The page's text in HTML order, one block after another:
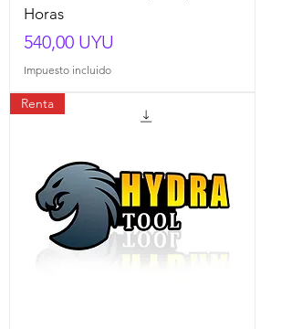
Horas
Precio
540,00 UYU
Impuesto incluido
Renta